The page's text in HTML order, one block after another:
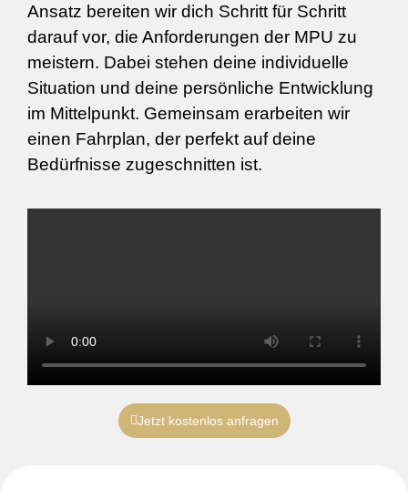
Ansatz bereiten wir dich Schritt für Schritt
darauf vor, die Anforderungen der MPU zu
meistern. Dabei stehen deine individuelle
Situation und deine persönliche Entwicklung
im Mittelpunkt. Gemeinsam erarbeiten wir
einen Fahrplan, der perfekt auf deine
Bedürfnisse zugeschnitten ist.
Jetzt kostenlos anfragen